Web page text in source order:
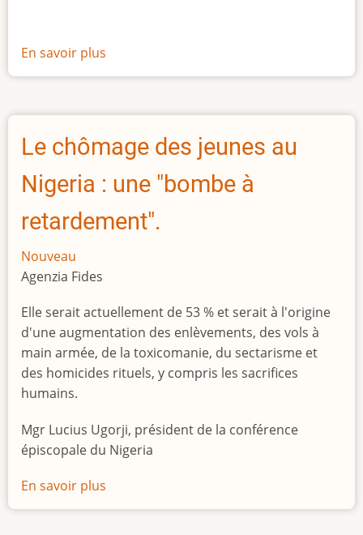
En savoir plus
La
taille
l'Afrique
Le chômage des jeunes au
Nigeria : une "bombe à
retardement".
Nouveau
Agenzia Fides
Elle serait actuellement de 53 % et serait à l'origine
d'une augmentation des enlèvements, des vols à
main armée, de la toxicomanie, du sectarisme et
des homicides rituels, y compris les sacrifices
humains.
Mgr Lucius Ugorji, président de la conférence
épiscopale du Nigeria
En savoir plus
Le